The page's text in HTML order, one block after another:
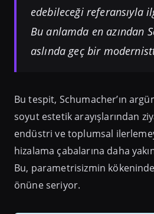
edebileceği referansıyla
Bu anlamda en azından
aslında geç bir
Bu tespit, Schumacher’ın
soyut estetik arayışlarından
endüstri ve toplumsal
hizalama çabalarına daha
Bu, parametrisizmin
önüne seriyor.